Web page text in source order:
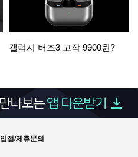
갤럭시 버즈3 고작 9900원?
입점/제휴문의